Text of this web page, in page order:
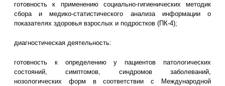
готовность к применению социально-гигиенических методик
сбора и медико-статистического анализа информации о
показателях здоровья взрослых и подростков (ПК-4);
диагностическая деятельность:
готовность к определению у пациентов патологических
состояний, симптомов, синдромов заболеваний,
нозологических форм в соответствии с Международной